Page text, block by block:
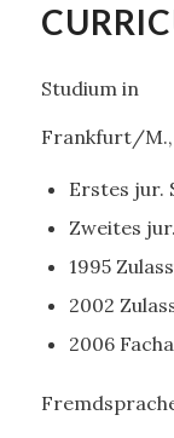
Studium in
Frankfurt/M.,
Erstes jur.
Zweites
1995
2002
2006